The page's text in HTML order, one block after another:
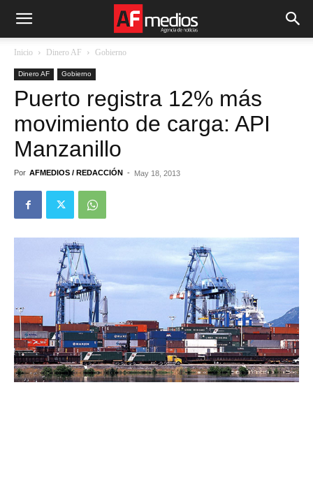
Inicio Dinero AF Gobierno
Dinero AF Gobierno
Puerto registra 12% más
movimiento de carga: API
Manzanillo
Por AFMEDIOS / REDACCIÓN - May 18, 2013